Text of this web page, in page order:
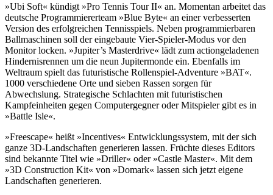
»Ubi Soft« kündigt »Pro Tennis Tour II« an. Momentan arbeitet das
deutsche Programmiererteam »Blue Byte« an einer verbesserten
Version des erfolgreichen Tennisspiels. Neben programmierbaren
Ballmaschinen soll der eingebaute Vier-Spieler-Modus vor den
Monitor locken. »Jupiter’s Masterdrive« lädt zum actiongeladenen
Hindernisrennen um die neun Jupitermonde ein. Ebenfalls im
Weltraum spielt das futuristische Rollenspiel-Adventure »BAT«.
1000 verschiedene Orte und sieben Rassen sorgen für
Abwechslung. Strategische Schlachten mit futuristischen
Kampfeinheiten gegen Computergegner oder Mitspieler gibt es in
»Battle Isle«.
»Freescape« heißt »Incentives« Entwicklungssystem, mit der sich
ganze 3D-Landschaften generieren lassen. Früchte dieses Editors
sind bekannte Titel wie »Driller« oder »Castle Master«. Mit dem
»3D Construction Kit« von »Domark« lassen sich jetzt eigene
Landschaften generieren.